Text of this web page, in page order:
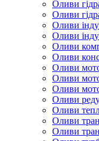
Оливи
Оливи
Оливи
Оливи
Оливи
Оливи
Оливи
Оливи
Оливи
Оливи
Оливи
Оливи
Оливи